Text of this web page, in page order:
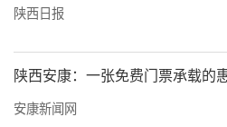
陕西日报
陕西安康：一张免费门票承载的
安康新闻网